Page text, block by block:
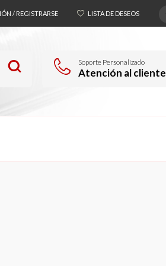
/ REGISTRARSE LISTA DE DESEOS
Soporte Personalizado
Atención al cliente